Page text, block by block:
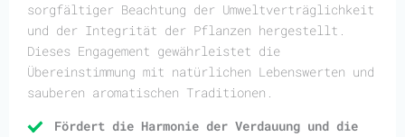
sorgfältiger Beachtung der Umweltverträglichkeit
und der Integrität der Pflanzen hergestellt.
Dieses Engagement gewährleistet die
Übereinstimmung mit natürlichen Lebenswerten und
sauberen aromatischen Traditionen.
Fördert die Harmonie der Verdauung und die